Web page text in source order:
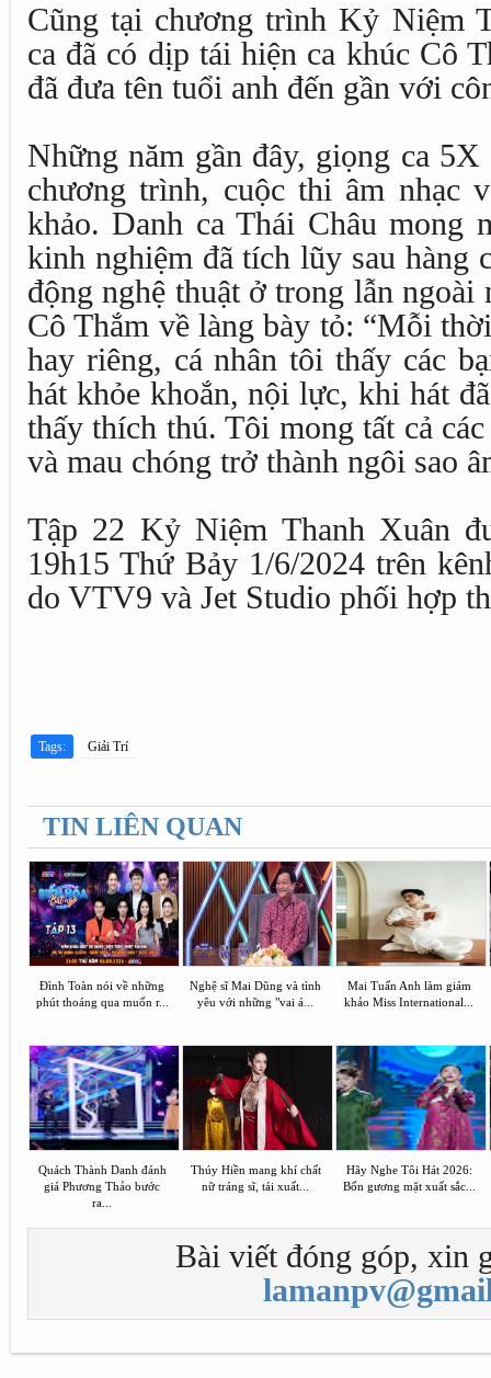
Cũng tại chương trình Kỷ Niệm
ca đã có dịp tái hiện ca khúc Cô
đã đưa tên tuổi anh đến gần với
Những năm gần đây, giọng ca
chương trình, cuộc thi âm nhạc
khảo. Danh ca Thái Châu mong
kinh nghiệm đã tích lũy sau hàng
động nghệ thuật ở trong lẫn ngoài
Cô Thắm về làng bày tỏ: “Mỗi
hay riêng, cá nhân tôi thấy các
hát khỏe khoắn, nội lực, khi hát
thấy thích thú. Tôi mong tất cả
và mau chóng trở thành ngôi sao
Tập 22 Kỷ Niệm Thanh Xuân
19h15 Thứ Bảy 1/6/2024 trên
do VTV9 và Jet Studio phối hợp
Tags: Giải Trí
TIN LIÊN QUAN
Đình Toàn nói về những
phút thoáng qua muốn r...
Nghệ sĩ Mai Dũng và tình
yêu với những "vai á...
Mai Tuấn Anh làm giám
khảo Miss International...
Quách Thành Danh đánh
giá Phương Thảo bước
ra...
Thúy Hiền mang khí chất
nữ tráng sĩ, tái xuất...
Hãy Nghe Tôi Hát 2026:
Bốn gương mặt xuất sắc...
Bài viết đóng góp, xin